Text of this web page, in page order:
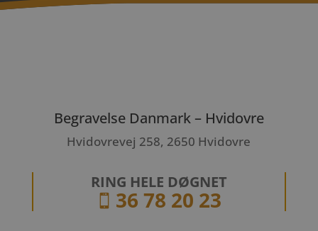
Begravelse Danmark – Hvidovre
Hvidovrevej 258, 2650 Hvidovre
RING HELE DØGNET
 36 78 20 23